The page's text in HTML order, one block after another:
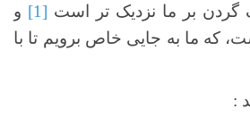
گردن بر ما نزدیک تر است [1]
و
که ما به جایی خاص برویم تا با
: